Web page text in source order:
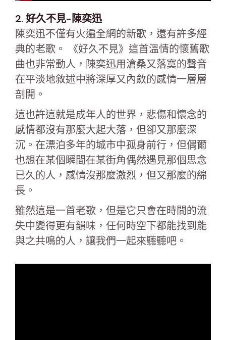
2. 好久不見-陳奕迅
陳奕迅不僅有火遍全網的新歌，還有許多經
典的老歌。 《好久不見》這首溫情的懷舊歌
曲也非常動人，陳奕迅用滄桑又落寞的聲音
在平淡地敘述中將深厚又內斂的感情一層層
剖開。
這也許這就是成年人的世界，悲傷和懷念的
感情都沒有那麼大起大落，但卻又那麼深
沉。在漂泊多年的城市中孤身前行，但偶爾
也想在某個瞬間在某街角偶然遇見那個思念
已久的人，感情沒那麼激烈，但又那麼的綿
長。
雖然這是一首老歌，但是它只會在時間的流
失中變得更有韻味，任何時空下都能找到能
與之共鳴的人，讓我們一起來聽聽吧。